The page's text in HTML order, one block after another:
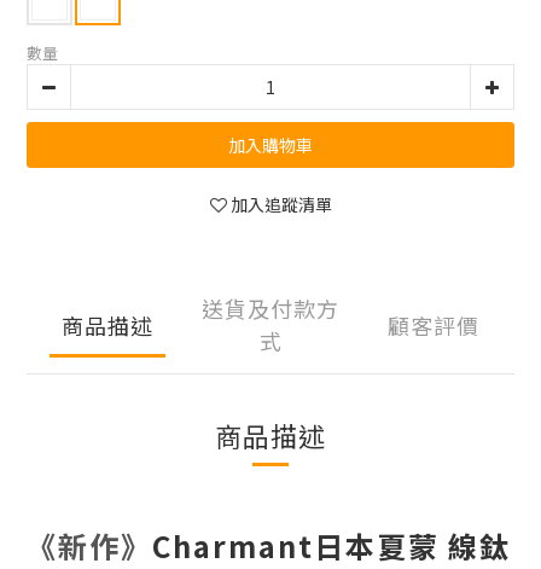
數量
加入購物車
加入追蹤清單
商品描述
送貨及付款方
式
顧客評價
商品描述
《新作》 Charmant日本夏蒙 線鈦